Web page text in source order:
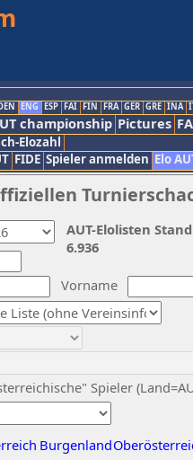
ENG ESP FAI FIN FRA GER GRE INA
championship Pictures
Elozahl
FIDE Spieler anmelden Elo
Vorname
Spieler
Burgenland
AUT-Elolisten
6.936